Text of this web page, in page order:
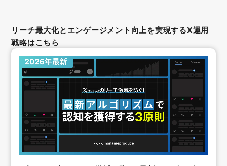
リーチ最大化とエンゲージメント向上を実現するX運用
戦略はこちら